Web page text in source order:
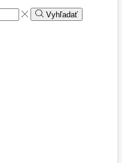
Vyhľadať